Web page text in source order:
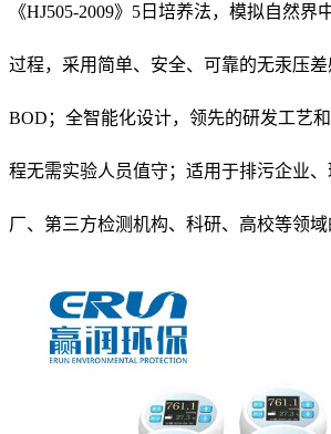
《HJ505-2009》5日培养法，模拟自然界
过程，采用简单、安全、可靠的无汞压
BOD；全智能化设计，领先的研发工艺
程无需实验人员值守；适用于排污企业
厂、第三方检测机构、科研、高校等领域